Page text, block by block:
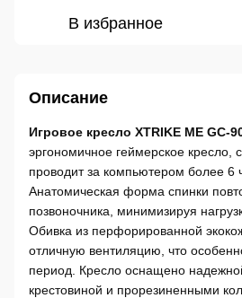
В избранное
Описание
Игровое кресло XTRIKE ME GC-
эргономичное геймерское кресло,
проводит за компьютером более 6
Анатомическая форма спинки
позвоночника, минимизируя
Обивка из перфорированной
отличную вентиляцию, что
период. Кресло оснащено
крестовиной и прорезиненными